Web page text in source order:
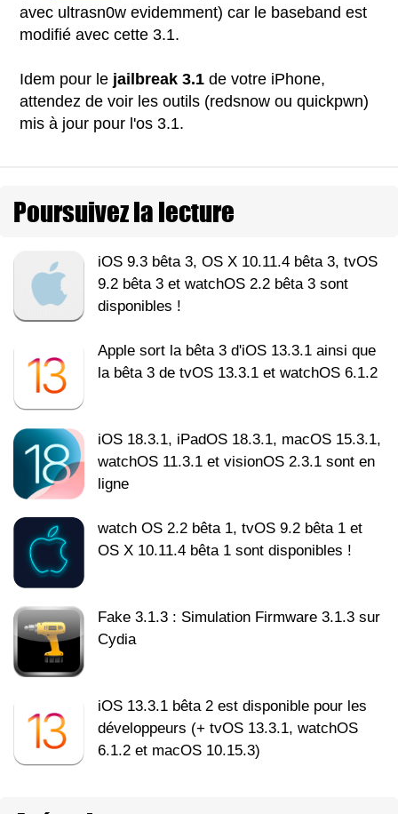
avec ultrasn0w evidemment) car le baseband est
modifié avec cette 3.1.
Idem pour le jailbreak 3.1 de votre iPhone,
attendez de voir les outils (redsnow ou quickpwn)
mis à jour pour l'os 3.1.
Poursuivez la lecture
iOS 9.3 bêta 3, OS X 10.11.4 bêta 3, tvOS
9.2 bêta 3 et watchOS 2.2 bêta 3 sont
disponibles !
Apple sort la bêta 3 d'iOS 13.3.1 ainsi que
la bêta 3 de tvOS 13.3.1 et watchOS 6.1.2
iOS 18.3.1, iPadOS 18.3.1, macOS 15.3.1,
watchOS 11.3.1 et visionOS 2.3.1 sont en
ligne
watch OS 2.2 bêta 1, tvOS 9.2 bêta 1 et
OS X 10.11.4 bêta 1 sont disponibles !
Fake 3.1.3 : Simulation Firmware 3.1.3 sur
Cydia
iOS 13.3.1 bêta 2 est disponible pour les
développeurs (+ tvOS 13.3.1, watchOS
6.1.2 et macOS 10.15.3)